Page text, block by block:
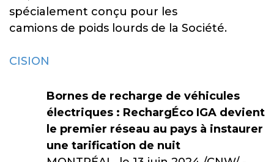
spécialement conçu pour les
camions de poids lourds de la Société.
CISION
Bornes de recharge de véhicules
électriques : RechargÉco IGA devient
le premier réseau au pays à instaurer
une tarification de nuit